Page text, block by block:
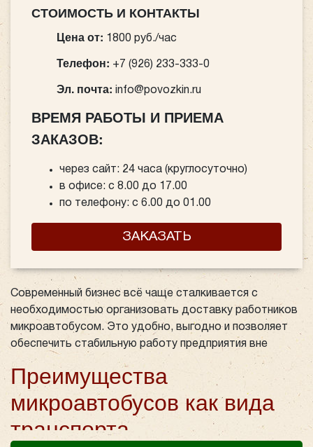
СТОИМОСТЬ И КОНТАКТЫ
Цена от: 1800 руб./час
Телефон: +7 (926) 233-333-0
Эл. почта: info@povozkin.ru
ВРЕМЯ РАБОТЫ И ПРИЕМА
ЗАКАЗОВ:
через сайт: 24 часа (круглосуточно)
в офисе: с 8.00 до 17.00
по телефону: с 6.00 до 01.00
ЗАКАЗАТЬ
Современный бизнес всё чаще сталкивается с
необходимостью организовать доставку работников
микроавтобусом. Это удобно, выгодно и позволяет
обеспечить стабильную работу предприятия вне
зависимости от погодных условий, графиков
общественного транспорта или удалённости объекта.
Особенно актуальна такая услуга для производств,
складов, строительных организаций и логистических
центров.
Преимущества
микроавтобусов как вида
транспорта